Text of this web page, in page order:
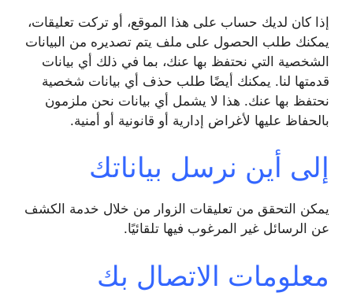
إذا كان لديك حساب على هذا الموقع، أو تركت تعليقات،
يمكنك طلب الحصول على ملف يتم تصديره من البيانات
الشخصية التي نحتفظ بها عنك، بما في ذلك أي بيانات
قدمتها لنا. يمكنك أيضًا طلب حذف أي بيانات شخصية
نحتفظ بها عنك. هذا لا يشمل أي بيانات نحن ملزمون
بالحفاظ عليها لأغراض إدارية أو قانونية أو أمنية.
إلى أين نرسل بياناتك
يمكن التحقق من تعليقات الزوار من خلال خدمة الكشف
عن الرسائل غير المرغوب فيها تلقائيًا.
معلومات الاتصال بك